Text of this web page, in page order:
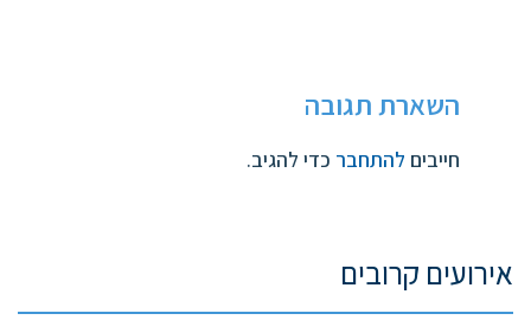
השארת תגובה
חייבים להתחבר כדי להגיב.
אירועים קרובים